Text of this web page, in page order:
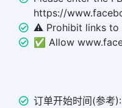
https://
⚠️ Prohibit links to
✅ Allow
订单开始时间(参考